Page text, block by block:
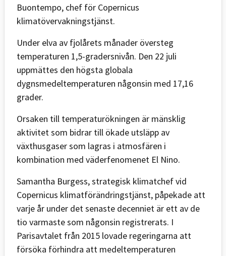
Buontempo, chef för Copernicus
klimatövervakningstjänst.
Under elva av fjolårets månader översteg
temperaturen 1,5-gradersnivån. Den 22 juli
uppmättes den högsta globala
dygnsmedeltemperaturen någonsin med 17,16
grader.
Orsaken till temperaturökningen är mänsklig
aktivitet som bidrar till ökade utsläpp av
växthusgaser som lagras i atmosfären i
kombination med väderfenomenet El Nino.
Samantha Burgess, strategisk klimatchef vid
Copernicus klimatförändringstjänst, påpekade att
varje år under det senaste decenniet är ett av de
tio varmaste som någonsin registrerats. I
Parisavtalet från 2015 lovade regeringarna att
försöka förhindra att medeltemperaturen